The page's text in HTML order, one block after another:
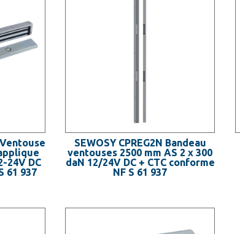
Ventouse
24V DC
61 937
SEWOSY CPREG2N Bandeau
ventouses 2500 mm AS 2 x 300
daN 12/24V DC + CTC conforme
NF S 61 937